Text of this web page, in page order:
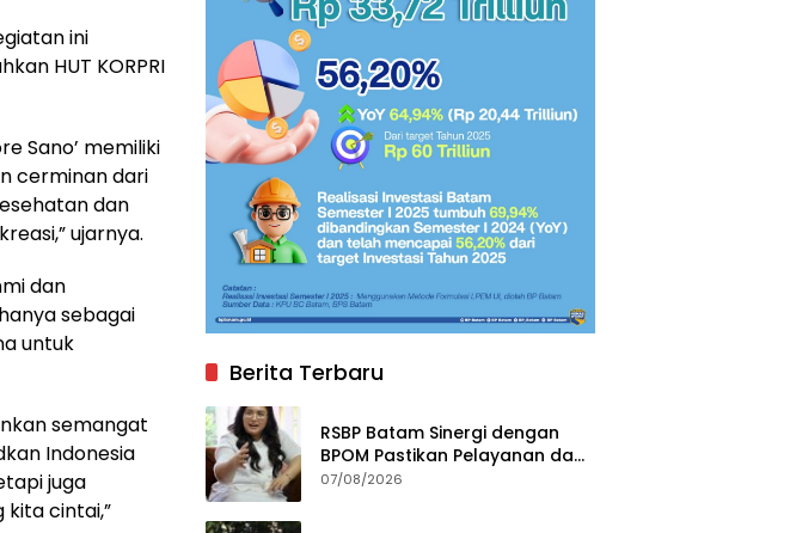
ini
HUT KORPRI
Sano’ memiliki
cerminan dari
dan
ujarnya.
dan
sebagai
untuk
semangat
Indonesia
juga
cintai,”
Berita Terbaru
RSBP Batam Sinergi dengan
BPOM Pastikan Pelayanan dan
Ketersediaan Obat Aman
07/08/2026